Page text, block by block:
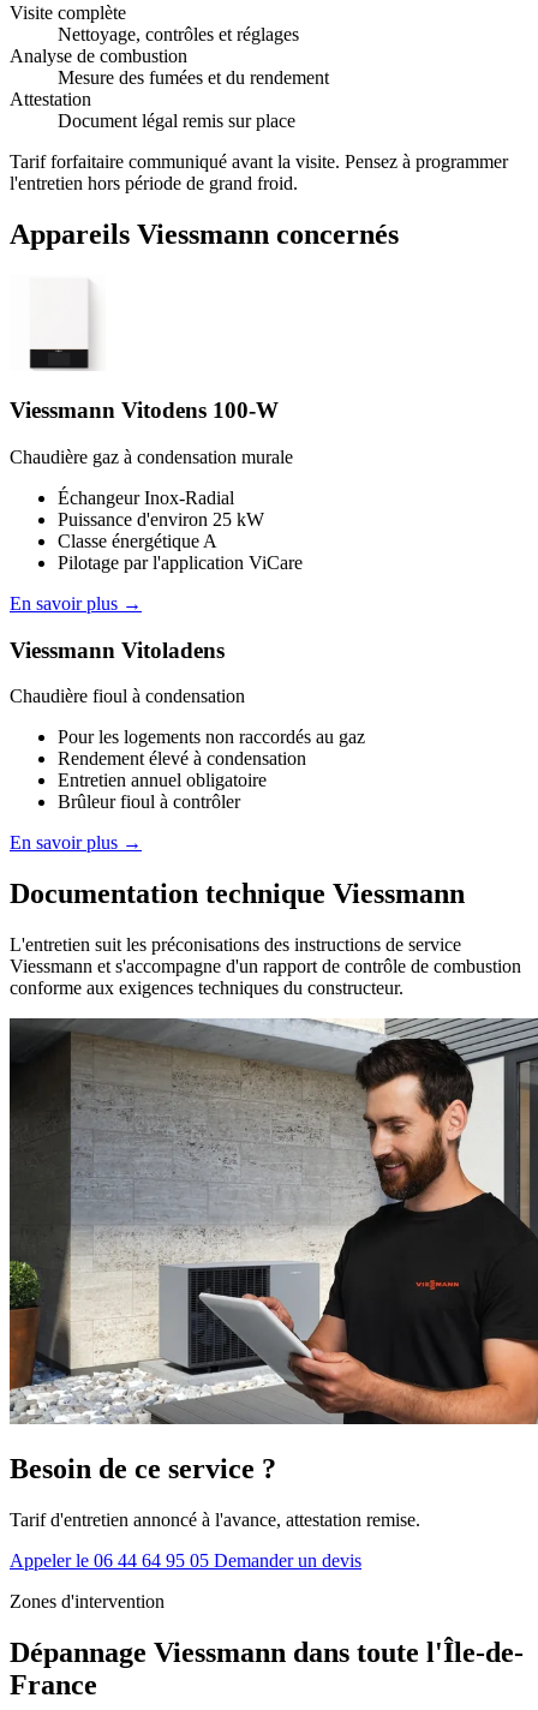
Visite complète
Nettoyage, contrôles et réglages
Analyse de combustion
Mesure des fumées et du rendement
Attestation
Document légal remis sur place
Tarif forfaitaire communiqué avant la visite. Pensez à programmer
l'entretien hors période de grand froid.
Appareils Viessmann concernés
Viessmann Vitodens 100-W
Chaudière gaz à condensation murale
Échangeur Inox-Radial
Puissance d'environ 25 kW
Classe énergétique A
Pilotage par l'application ViCare
En savoir plus →
Viessmann Vitoladens
Chaudière fioul à condensation
Pour les logements non raccordés au gaz
Rendement élevé à condensation
Entretien annuel obligatoire
Brûleur fioul à contrôler
En savoir plus →
Documentation technique Viessmann
L'entretien suit les préconisations des instructions de service
Viessmann et s'accompagne d'un rapport de contrôle de combustion
conforme aux exigences techniques du constructeur.
Besoin de ce service ?
Tarif d'entretien annoncé à l'avance, attestation remise.
Appeler le 06 44 64 95 05 Demander un devis
Zones d'intervention
Dépannage Viessmann dans toute l'Île-de-
France